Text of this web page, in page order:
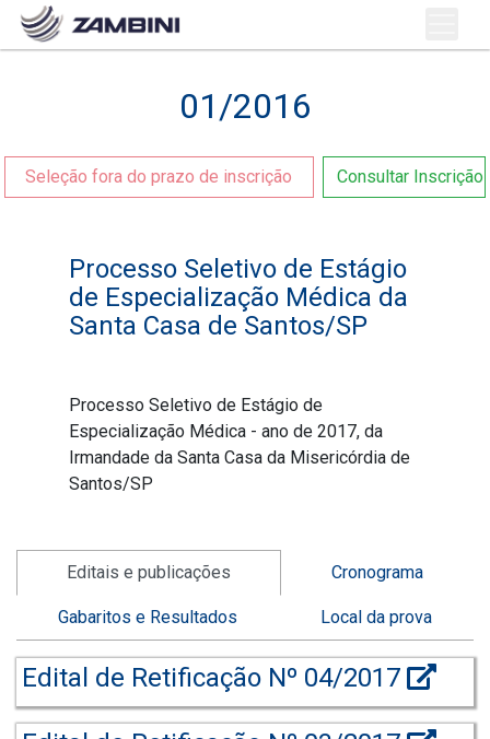
01/2016
Seleção fora do prazo de inscrição Consultar Inscrição
Processo Seletivo de Estágio
de Especialização Médica da
Santa Casa de Santos/SP
Processo Seletivo de Estágio de
Especialização Médica - ano de 2017, da
Irmandade da Santa Casa da Misericórdia de
Santos/SP
Editais e publicações Cronograma
Gabaritos e Resultados Local da prova
Edital de Retificação Nº 04/2017